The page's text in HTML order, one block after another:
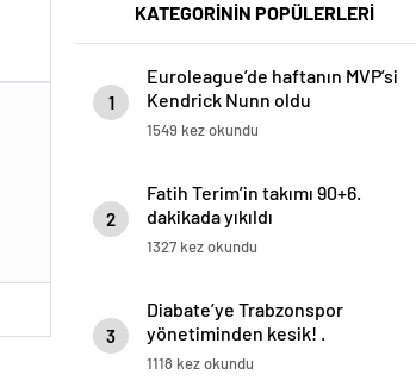
KATEGORİNİN POPÜLERLERİ
1
Euroleague’de haftanın MVP’si
Kendrick Nunn oldu
1549 kez okundu
2
Fatih Terim’in takımı 90+6.
dakikada yıkıldı
1327 kez okundu
3
Diabate’ye Trabzonspor
yönetiminden kesik! .
1118 kez okundu